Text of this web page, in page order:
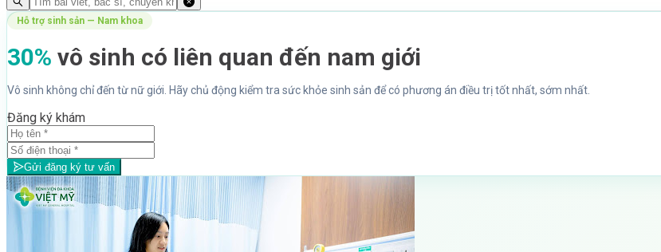
Hỗ trợ sinh sản — Nam khoa
30% vô sinh có liên quan đến nam giới
Vô sinh không chỉ đến từ nữ giới. Hãy chủ động kiểm tra sức khỏe sinh sản để có phương án điều trị tốt nhất, sớm nhất.
Đăng ký khám
Gửi đăng ký tư vấn